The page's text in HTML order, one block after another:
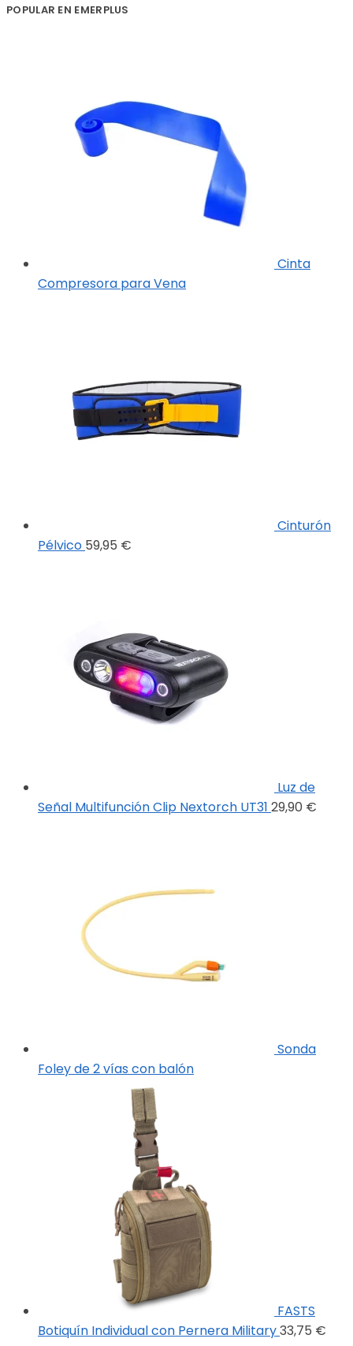
POPULAR EN EMERPLUS
Cinta
Compresora para Vena
Cinturón
Pélvico 59,95 €
Luz de
Señal Multifunción Clip Nextorch UT31 29,90 €
Sonda
Foley de 2 vías con balón
FASTS
Botiquín Individual con Pernera Military33,75 €